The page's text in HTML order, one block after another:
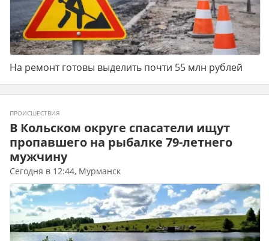
На ремонт готовы выделить почти 55 млн рублей
ПРОИСШЕСТВИЯ
В Кольском округе спасатели ищут
пропавшего на рыбалке 79-летнего
мужчину
Сегодня в 12:44, Мурманск